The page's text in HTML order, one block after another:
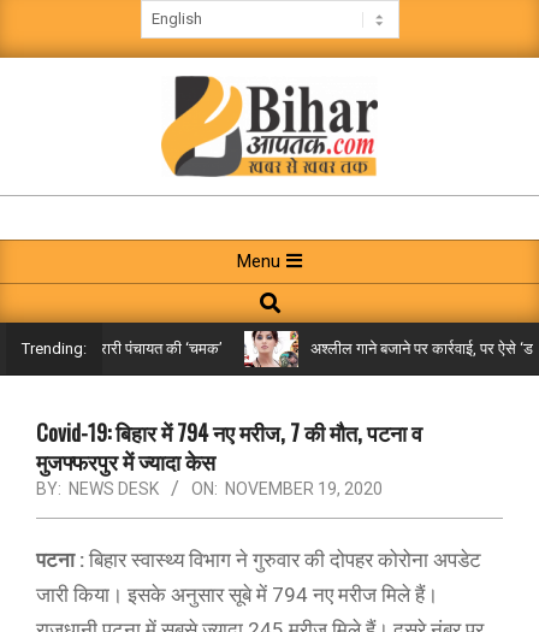
to
BIHAR
AAPTAK
Navigation
Menu
Menu
Search
Trending:
तक पहुंची गरारी पंचायत की ‘चमक’ अश्लील गाने बजाने पर कार्रवाई, पर ऐसे ‘डबल
Covid-19: बिहार में 794 नए मरीज, 7 की मौत, पटना व
मुजफ्फरपुर में ज्यादा केस
BY: NEWS DESK ON: NOVEMBER 19, 2020
पटना : बिहार स्वास्थ्य विभाग ने गुरुवार की दोपहर कोरोना अपडेट
जारी किया। इसके अनुसार सूबे में 794 नए मरीज मिले हैं।